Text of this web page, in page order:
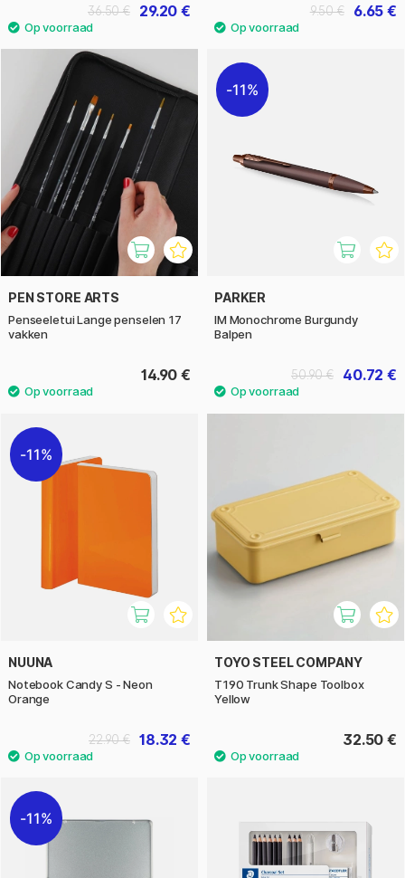
29.20 €
36.50 € 6.65 €
9.50 €
PEN STORE ARTS
Penseeletui Lange penselen 17
vakken
14.90 €
11%
PARKER
IM Monochrome Burgundy
Balpen
40.72 €
50.90 €
11%
NUUNA
Notebook Candy S - Neon
Orange
18.32 €
22.90 €
TOYO STEEL COMPANY
T190 Trunk Shape Toolbox
Yellow
32.50 €
11%